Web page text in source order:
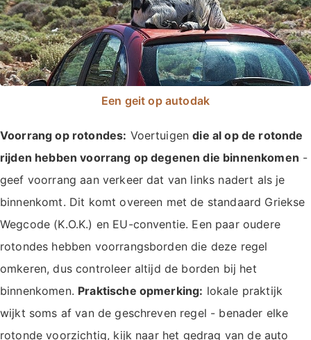
Een geit op autodak
Voorrang op rotondes: Voertuigendie al op de rotonde
rijden hebben voorrang op degenen die binnenkomen -
geef voorrang aan verkeer dat van links nadert als je
binnenkomt. Dit komt overeen met de standaard Griekse
Wegcode (Κ.Ο.Κ.) en EU-conventie. Een paar oudere
rotondes hebben voorrangsborden die deze regel
omkeren, dus controleer altijd de borden bij het
binnenkomen. Praktische opmerking: lokale praktijk
wijkt soms af van de geschreven regel - benader elke
rotonde voorzichtig, kijk naar het gedrag van de auto